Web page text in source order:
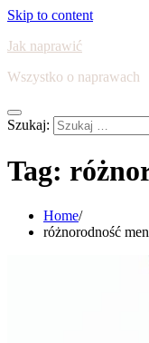
Skip to content
Jak naprawić
Wszystko o naprawach
Szukaj:
Tag:
Home
różnorodność